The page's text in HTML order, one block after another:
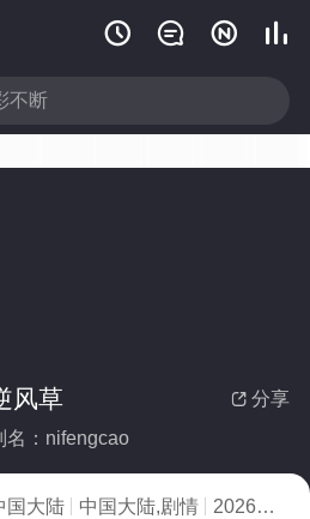
   
 分享
风草
名：nifengcao
国大陆 中国大陆,剧情 2026
3.0